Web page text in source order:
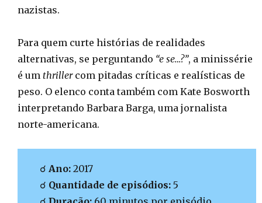
nazistas.
Para quem curte histórias de realidades
alternativas, se perguntando “e se…?”, a minissérie
é um thriller com pitadas críticas e realísticas de
peso. O elenco conta também com Kate Bosworth
interpretando Barbara Barga, uma jornalista
norte-americana.
☌ Ano: 2017
☌ Quantidade de episódios: 5